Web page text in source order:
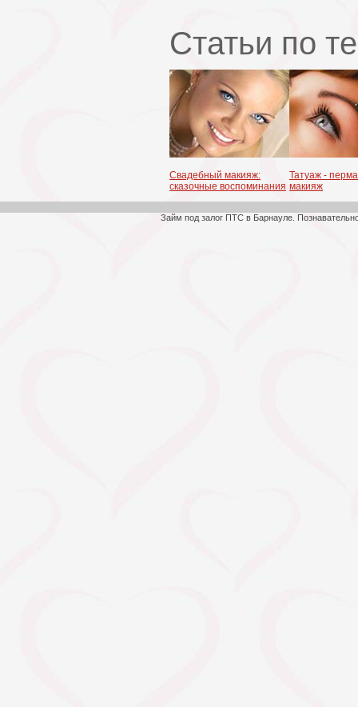
Статьи по
Свадебный макияж:
сказочные воспоминания
Татуаж -
макияж
Займ под залог ПТС в Барнауле.